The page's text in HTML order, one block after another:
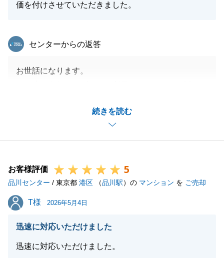
価を付けさせていただきました。
続きを読む
東急リバブル
センターからの返答
お世話になります。
ご購入時も弊社よりご購入いただき、ご売却時もお力
になることができ我々としても大変嬉しく思います。
ご不動産のことでございましたらいつでもご連絡下さ
今後とも宜しくお願い申し上げます。
お客様評価 5
品川センター / 東京都 港区 （品川駅）の マンション を ご売却
T様
T様 2026年5月4日
迅速に対応いただけました
迅速に対応いただけました。